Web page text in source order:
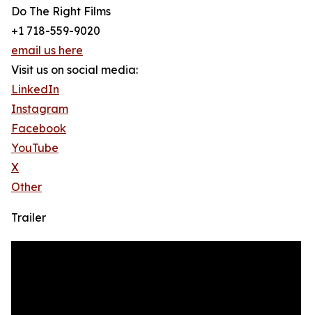
Do The Right Films
+1 718-559-9020
email us here
Visit us on social media:
LinkedIn
Instagram
Facebook
YouTube
X
Other
Trailer